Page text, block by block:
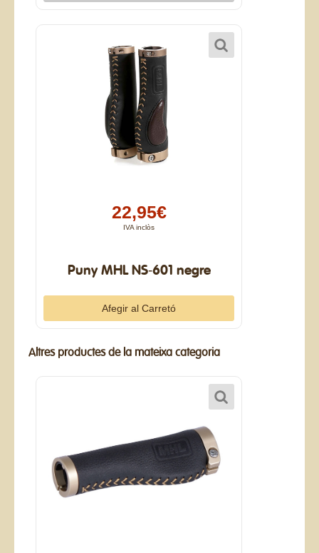
22,95€
IVA inclòs
Puny MHL NS-601 negre
Altres productes de la mateixa categoria